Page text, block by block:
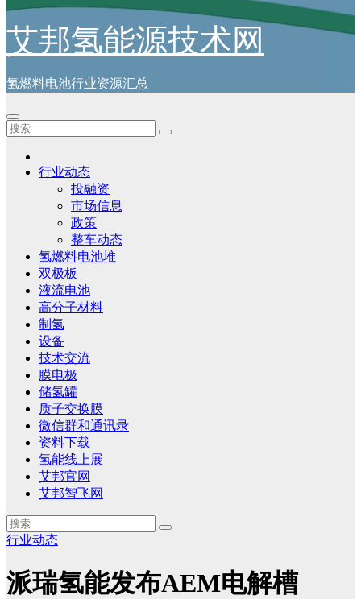
艾邦氢能源技术网
氢燃料电池行业资源汇总
行业动态
投融资
市场信息
政策
整车动态
氢燃料电池堆
双极板
液流电池
高分子材料
制氢
设备
技术交流
膜电极
储氢罐
质子交换膜
微信群和通讯录
资料下载
氢能线上展
艾邦官网
艾邦智飞网
行业动态
派瑞氢能发布AEM电解槽